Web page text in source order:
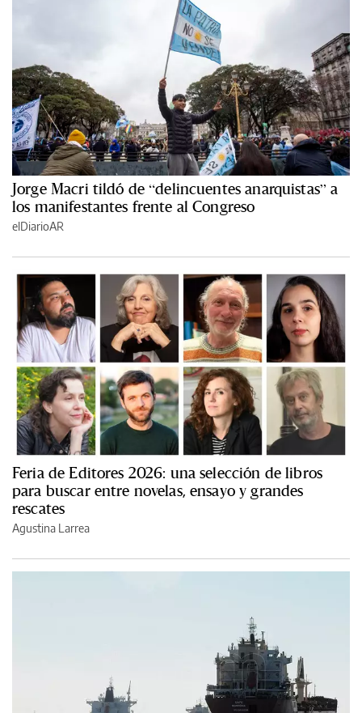
Jorge Macri tildó de “delincuentes anarquistas” a
los manifestantes frente al Congreso
elDiarioAR
Feria de Editores 2026: una selección de libros
para buscar entre novelas, ensayo y grandes
rescates
Agustina Larrea